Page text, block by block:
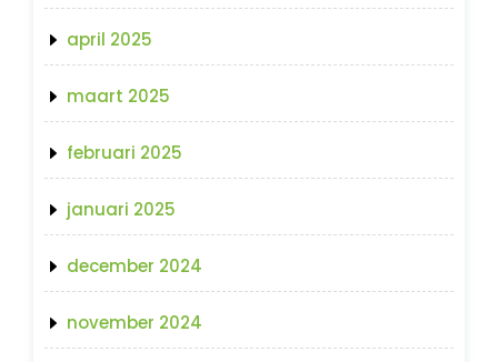
april 2025
maart 2025
februari 2025
januari 2025
december 2024
november 2024